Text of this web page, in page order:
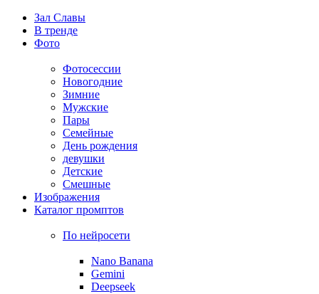
Зал Славы
В тренде
Фото
Фотосессии
Новогодние
Зимние
Мужские
Пары
Семейные
День рождения
девушки
Детские
Смешные
Изображения
Каталог промптов
По нейросети
Nano Banana
Gemini
Deepseek